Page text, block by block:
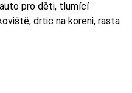
pro děti, tlumící
drtic na koreni, rasta